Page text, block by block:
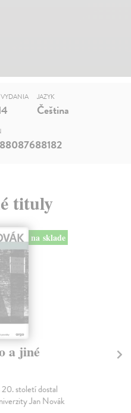
JAZYK
Čeština
tituly
na sklade
a jiné
století dostal
Jan Novák